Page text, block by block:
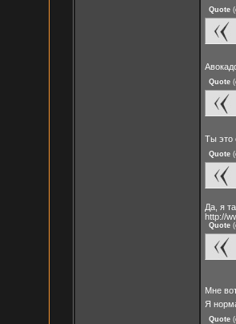
Quote (
Quote (
Ты это
Quote (
Да, я
http://
Quote (
Мне
Я
Quote (